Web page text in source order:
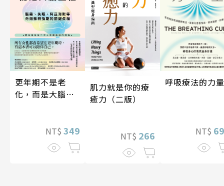
更年期不是老
化，而是大腦重
NT$ 349
肌力就是你的療
癒力（二版）
NT$ 266
呼吸療法的力量
NT$